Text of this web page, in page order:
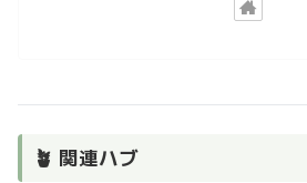
🪴 関連ハブ